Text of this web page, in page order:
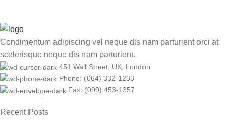
Condimentum adipiscing vel neque dis nam parturient orci at
scelerisque neque dis nam parturient.
451 Wall Street, UK, London
Phone: (064) 332-1233
Fax: (099) 453-1357
Recent Posts